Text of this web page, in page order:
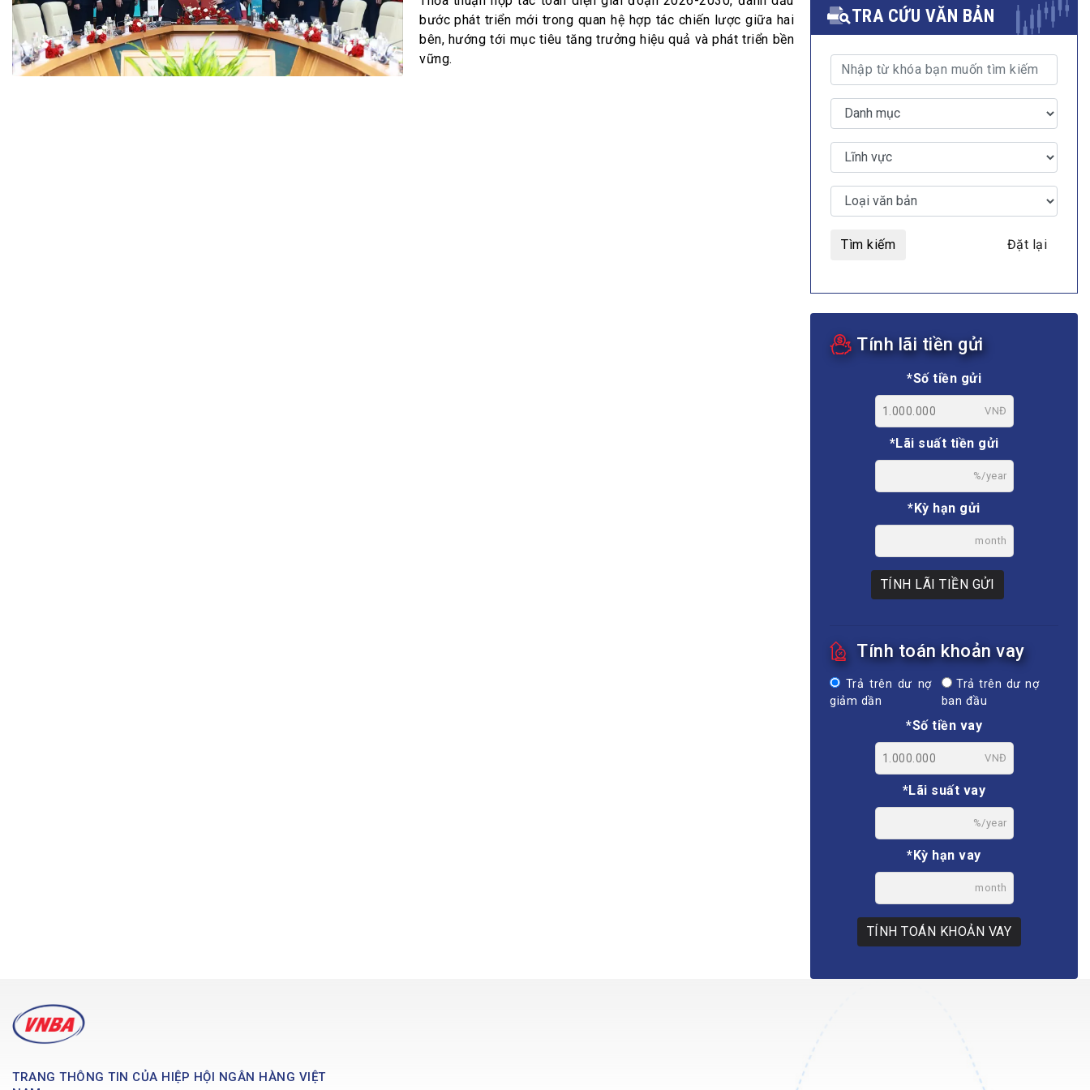
Bộ Chuẩn mực Đạo đức nghề nghiệp
Đối tác
Đấu giá tài sản
Thanh toán –Thẻ
Nhà quản trị
MULTIMEDIA
Video
E-magazines
bước phát triển mới trong quan hệ hợp tác chiến lược giữa hai
bên, hướng tới mục tiêu tăng trưởng hiệu quả và phát triển bền
vững.
TRA CỨU VĂN BẢN
Tìm kiếm Đặt lại
Tính lãi tiền gửi
*Số tiền gửi
VNĐ
*Lãi suất tiền gửi
%/year
*Kỳ hạn gửi
month
TÍNH LÃI TIỀN GỬI
Tính toán khoản vay
Trả trên dư nợ
giảm dần
Trả trên dư nợ
ban đầu
*Số tiền vay
VNĐ
*Lãi suất vay
%/year
*Kỳ hạn vay
month
TÍNH TOÁN KHOẢN VAY
TRANG THÔNG TIN CỦA HIỆP HỘI NGÂN HÀNG VIỆT